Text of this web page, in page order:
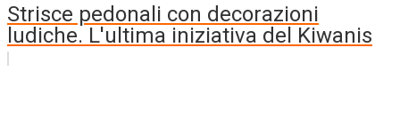
Strisce pedonali con decorazioni
ludiche. L'ultima iniziativa del Kiwanis